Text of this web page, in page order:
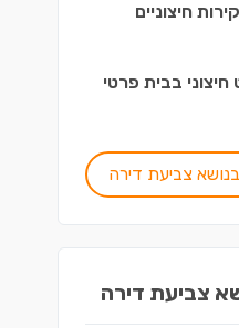
חיצוניים
חיצוני בבית פרטי
בנושא צביעת דירה
צביעת דירה